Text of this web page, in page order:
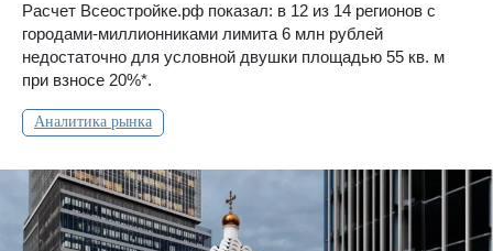
Расчет Всеостройке.рф показал: в 12 из 14 регионов с
городами-миллионниками лимита 6 млн рублей
недостаточно для условной двушки площадью 55 кв. м
при взносе 20%*.
Аналитика рынка